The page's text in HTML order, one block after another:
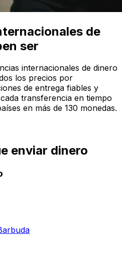
de
ser
internacionales de dinero
los precios por
de entrega fiables y
transferencia en tiempo
en más de 130 monedas.
enviar dinero